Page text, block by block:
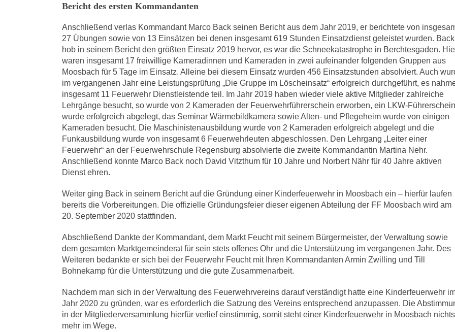
Bericht des ersten Kommandanten
Anschließend verlas Kommandant Marco Back seinen Bericht aus dem Jahr 2019, er berichtete von
27 Übungen sowie von 13 Einsätzen bei denen insgesamt 619 Stunden Einsatzdienst geleistet wurden. Back
hob in seinem Bericht den größten Einsatz 2019 hervor, es war die Schneekatastrophe in Berchtesgaden.
waren insgesamt 17 freiwillige Kameradinnen und Kameraden in zwei aufeinander folgenden Gruppen aus
Moosbach für 5 Tage im Einsatz. Alleine bei diesem Einsatz wurden 456 Einsatzstunden absolviert. Auch
im vergangenen Jahr eine Leistungsprüfung „Die Gruppe im Löscheinsatz“ erfolgreich durchgeführt, es
insgesamt 11 Feuerwehr Dienstleistende teil. Im Jahr 2019 haben wieder viele aktive Mitglieder zahlreiche
Lehrgänge besucht, so wurde von 2 Kameraden der Feuerwehrführerschein erworben, ein LKW-Führerschein
wurde erfolgreich abgelegt, das Seminar Wärmebildkamera sowie Alten- und Pflegeheim wurde von einigen
Kameraden besucht. Die Maschinistenausbildung wurde von 2 Kameraden erfolgreich abgelegt und die
Funkausbildung wurde von insgesamt 6 Feuerwehrleuten abgeschlossen. Den Lehrgang „Leiter einer
Feuerwehr“ an der Feuerwehrschule Regensburg absolvierte die zweite Kommandantin Martina Nehr.
Anschließend konnte Marco Back noch David Vitzthum für 10 Jahre und Norbert Nähr für 40 Jahre aktiven
Dienst ehren.
Weiter ging Back in seinem Bericht auf die Gründung einer Kinderfeuerwehr in Moosbach ein – hierfür laufen
bereits die Vorbereitungen. Die offizielle Gründungsfeier dieser eigenen Abteilung der FF Moosbach wird am
20. September 2020 stattfinden.
Abschließend Dankte der Kommandant, dem Markt Feucht mit seinem Bürgermeister, der Verwaltung sowie
dem gesamten Marktgemeinderat für sein stets offenes Ohr und die Unterstützung im vergangenen Jahr. Des
Weiteren bedankte er sich bei der Feuerwehr Feucht mit Ihren Kommandanten Armin Zwilling und Till
Bohnekamp für die Unterstützung und die gute Zusammenarbeit.
Nachdem man sich in der Verwaltung des Feuerwehrvereins darauf verständigt hatte eine Kinderfeuerwehr
Jahr 2020 zu gründen, war es erforderlich die Satzung des Vereins entsprechend anzupassen. Die
in der Mitgliederversammlung hierfür verlief einstimmig, somit steht einer Kinderfeuerwehr in Moosbach nichts
mehr im Wege.